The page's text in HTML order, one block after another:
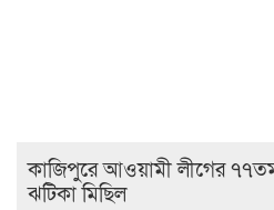
কাজিপুরে আওয়ামী লীগের ৭৭তম
ঝটিকা মিছিল